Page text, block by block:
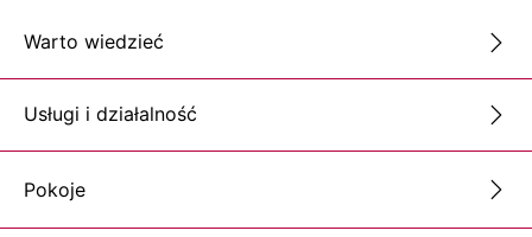
Warto wiedzieć
Usługi i działalność
Pokoje